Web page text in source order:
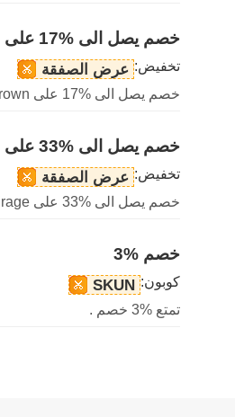
خصم يصل الى %17 على Prince of Persia The Lost Crown
تخفيض: عرض الصفقة
خصم يصل الى %17 على Prince of Persia The Lost Crown متاح.
خصم يصل الى %33 على Assassin's Creed Mirage
تخفيض: عرض الصفقة
خصم يصل الى %33 على Assassin's Creed Mirage متاح.
خصم %3
كوبون: SKUN
تمتع %3 خصم .